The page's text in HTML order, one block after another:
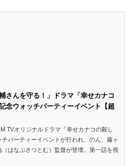
さんを守る！」ドラマ「幸せカナコ
念ウォッチパーティーイベント【超
TVオリジナルドラマ「幸せカナコの殺し
パーティーイベントが行われ、のん、藤ヶ
はなぶさつとむ）監督が登壇。第一話を視